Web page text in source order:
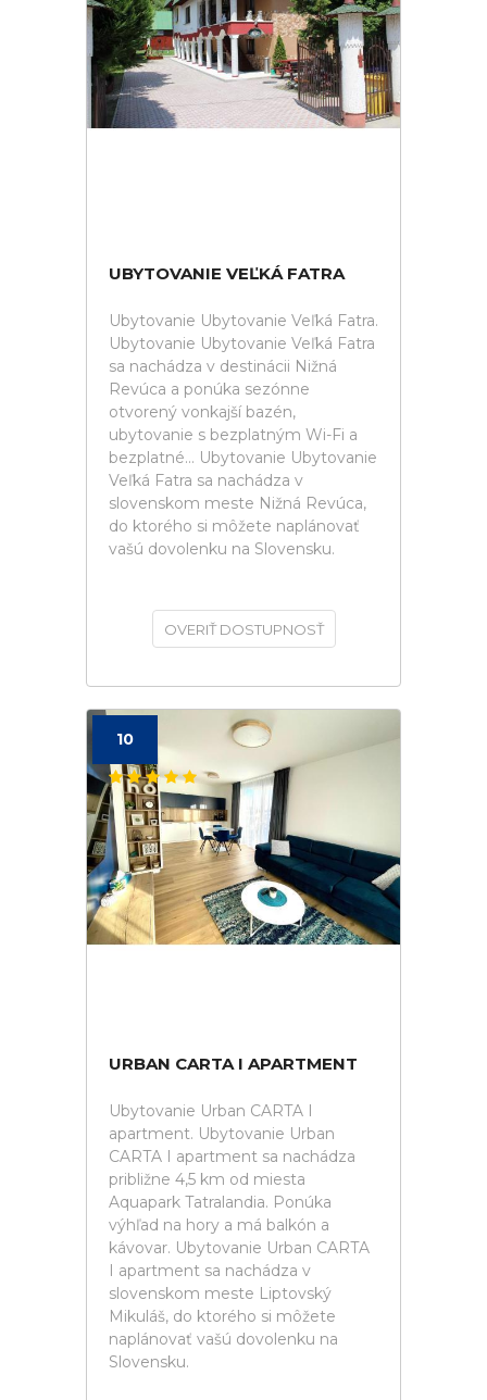
UBYTOVANIE VEĽKÁ FATRA
Ubytovanie Ubytovanie Veľká Fatra.
Ubytovanie Ubytovanie Veľká Fatra
sa nachádza v destinácii Nižná
Revúca a ponúka sezónne
otvorený vonkajší bazén,
ubytovanie s bezplatným Wi-Fi a
bezplatné... Ubytovanie Ubytovanie
Veľká Fatra sa nachádza v
slovenskom meste Nižná Revúca,
do ktorého si môžete naplánovať
vašú dovolenku na Slovensku.
OVERIŤ DOSTUPNOSŤ
10
URBAN CARTA I APARTMENT
Ubytovanie Urban CARTA I
apartment. Ubytovanie Urban
CARTA I apartment sa nachádza
približne 4,5 km od miesta
Aquapark Tatralandia. Ponúka
výhľad na hory a má balkón a
kávovar. Ubytovanie Urban CARTA
I apartment sa nachádza v
slovenskom meste Liptovský
Mikuláš, do ktorého si môžete
naplánovať vašú dovolenku na
Slovensku.